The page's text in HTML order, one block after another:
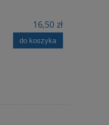
16,50 zł
do koszyka